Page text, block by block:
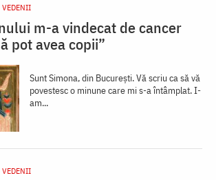
m-a vindecat de cancer
pot avea copii”
Sunt Simona, din București. Vă scriu ca să vă
povestesc o minune care mi s-a întâmplat. I-
am...